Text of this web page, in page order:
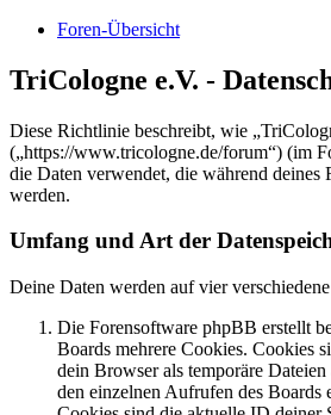
Foren-Übersicht
TriCologne e.V. -
Diese Richtlinie beschreibt, wie
(„https://www.tricologne.de/forum“) (im
die Daten verwendet, die während deines
werden.
Umfang und Art der
Deine Daten werden auf vier
Die Forensoftware phpBB erstellt
Boards mehrere Cookies. Cookies
dein Browser als temporäre
den einzelnen Aufrufen des Boards